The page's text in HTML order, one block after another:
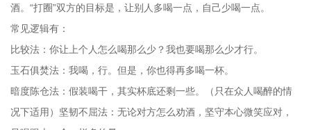
酒。“打圈”双方的目标是，让别人多喝一点，自己少喝一点。
常见逻辑有：
比较法：你让上个人怎么喝那么少？我也要喝那么少才行。
玉石俱焚法：我喝，行。但是，你也得再多喝一杯。
暗度陈仓法：假装喝干，其实杯底还剩一些。（只在众人喝醉的情
况下适用）坚韧不屈法：无论对方怎么劝酒，坚守本心微笑应对，